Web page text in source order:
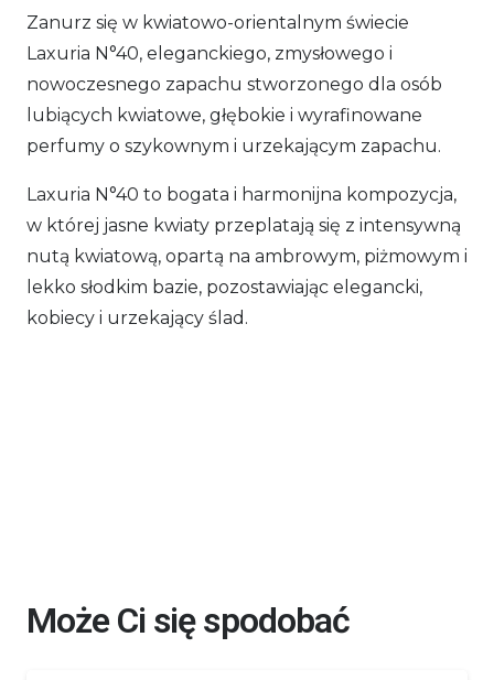
Zanurz się w kwiatowo-orientalnym świecie
Laxuria N°40, eleganckiego, zmysłowego i
nowoczesnego zapachu stworzonego dla osób
lubiących kwiatowe, głębokie i wyrafinowane
perfumy o szykownym i urzekającym zapachu.
Laxuria N°40 to bogata i harmonijna kompozycja,
w której jasne kwiaty przeplatają się z intensywną
nutą kwiatową, opartą na ambrowym, piżmowym i
lekko słodkim bazie, pozostawiając elegancki,
kobiecy i urzekający ślad.
Może Ci się spodobać